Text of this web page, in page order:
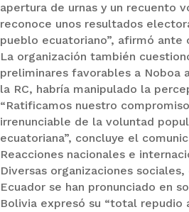
apertura de urnas y un recuento
reconoce unos resultados
pueblo ecuatoriano”, afirmó
La organización también
preliminares favorables a Noboa
la RC, habría manipulado la
“Ratificamos nuestro
irrenunciable de la voluntad
ecuatoriana”, concluye el
Reacciones nacionales e
Diversas organizaciones
Ecuador se han pronunciado en
Bolivia expresó su “total